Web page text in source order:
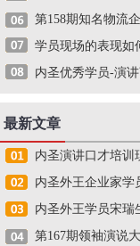
第158期知名物流
学员现场的表现如
内圣优秀学员-演
最新文章
内圣演讲口才培训
内圣外王企业家学
内圣外王学员宋瑞
第167期领袖演说